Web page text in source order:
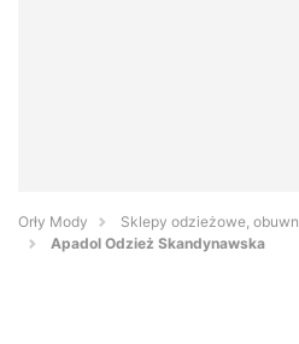
Orły Mody
Sklepy odzieżowe,
Apadol Odzież Skandynawska